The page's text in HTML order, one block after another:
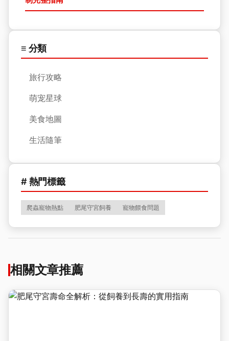
≡ 分類
旅行攻略
萌宠星球
美食地圖
生活隨筆
# 熱門標籤
爬蟲寵物熱點 肥尾守宮飼養 寵物餵食問題
相關文章推薦